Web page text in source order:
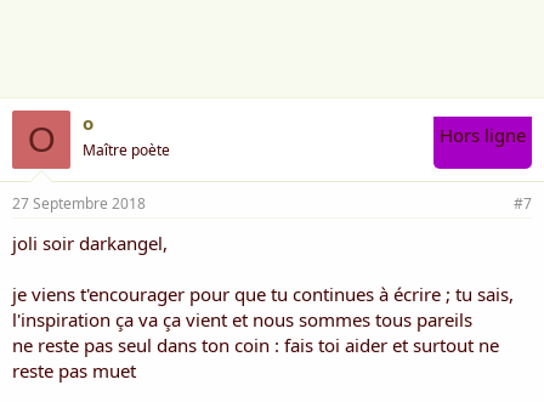
O o
Maître poète
Hors ligne
27 Septembre 2018 #7
joli soir darkangel,
je viens t'encourager pour que tu continues à écrire ; tu sais,
l'inspiration ça va ça vient et nous sommes tous pareils
ne reste pas seul dans ton coin : fais toi aider et surtout ne
reste pas muet